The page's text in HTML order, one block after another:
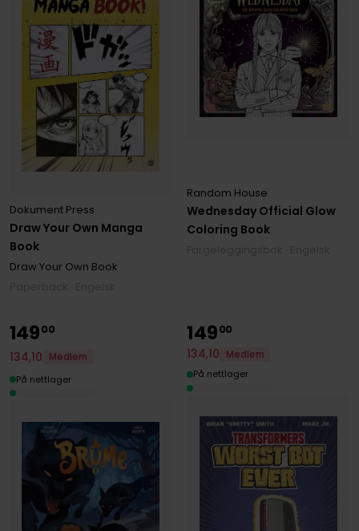
Draw Your Own Manga
Book
Dokument Press
Draw Your Own Book
Wednesday Official Glow
Coloring Book
Random House
14900
134,10
Medlem
På nettlager
14900
134,10
Medlem
På nettlager